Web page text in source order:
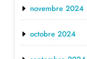
novembre 2024
octobre 2024